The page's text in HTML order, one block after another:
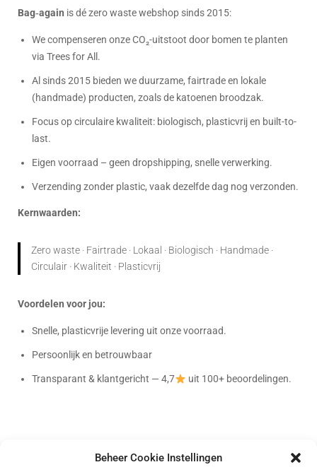
Beheer Cookie Instellingen
Bag‑again is dé zero waste webshop sinds 2015:
We compenseren onze CO₂-uitstoot door bomen te planten
via Trees for All.
Al sinds 2015 bieden we duurzame, fairtrade en lokale
(handmade) producten, zoals de katoenen broodzak.
Focus op circulaire kwaliteit: biologisch, plasticvrij en built-to-
last.
Eigen voorraad – geen dropshipping, snelle verwerking.
Verzending zonder plastic, vaak dezelfde dag nog verzonden.
Kernwaarden:
Zero waste · Fairtrade · Lokaal · Biologisch · Handmade ·
Circulair · Kwaliteit · Plasticvrij
Voordelen voor jou:
Snelle, plasticvrije levering uit onze voorraad.
Persoonlijk en betrouwbaar
Transparant & klantgericht — 4,7 uit 100+ beoordelingen.